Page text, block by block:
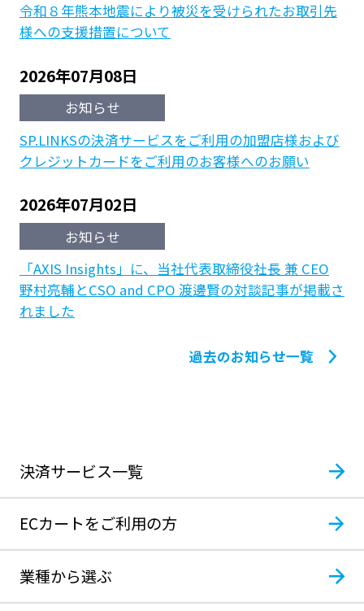
令和８年熊本地震により被災を受けられたお取引先
様への支援措置について
2026年07月08日
お知らせ
SP.LINKSの決済サービスをご利用の加盟店様および
クレジットカードをご利用のお客様へのお願い
2026年07月02日
お知らせ
「AXIS Insights」に、当社代表取締役社長 兼 CEO
野村亮輔とCSO and CPO 渡邊賢の対談記事が掲載さ
れました
過去のお知らせ一覧
決済サービス一覧
ECカートをご利用の方
業種から選ぶ